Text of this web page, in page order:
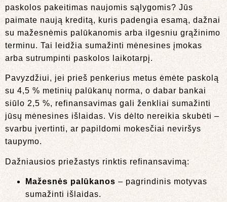
paskolos pakeitimas naujomis sąlygomis? Jūs
paimate naują kreditą, kuris padengia esamą, dažnai
su mažesnėmis palūkanomis arba ilgesniu grąžinimo
terminu. Tai leidžia sumažinti mėnesines įmokas
arba sutrumpinti paskolos laikotarpį.
Pavyzdžiui, jei prieš penkerius metus ėmėte paskolą
su 4,5 % metinių palūkanų norma, o dabar bankai
siūlo 2,5 %, refinansavimas gali ženkliai sumažinti
jūsų mėnesines išlaidas. Vis dėlto nereikia skubėti –
svarbu įvertinti, ar papildomi mokesčiai neviršys
taupymo.
Dažniausios priežastys rinktis refinansavimą:
Mažesnės palūkanos – pagrindinis motyvas
sumažinti išlaidas.